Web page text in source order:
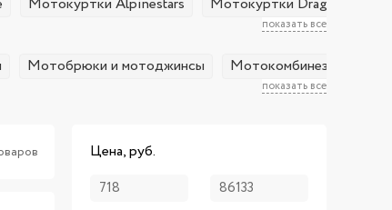
показать все
показать все
Мотобрюки и мотоджинсы Мотокомбинезоны
Цена, руб.